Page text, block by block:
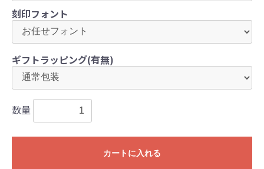
刻印フォント
ギフトラッピング(有無)
数量
カートに入れる